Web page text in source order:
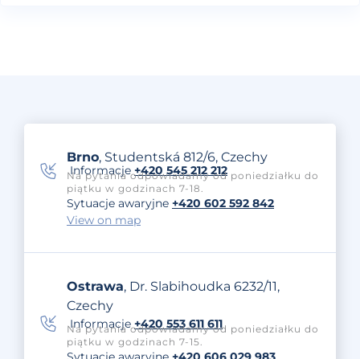
Brno, Studentská 812/6, Czechy
Informacje+420 545 212 212
Na pytania odpowiadamy od poniedziałku do
piątku w godzinach 7-18.
Sytuacje awaryjne +420 602 592 842
View on map
Ostrawa, Dr. Slabihoudka 6232/11,
Czechy
Informacje+420 553 611 611
Na pytania odpowiadamy od poniedziałku do
piątku w godzinach 7-15.